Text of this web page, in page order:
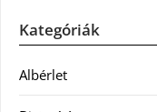
Kategóriák
Albérlet